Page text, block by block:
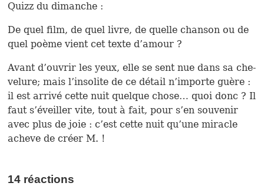
Quizz du diman­che :
De quel film, de quel livre, de quelle chan­son ou de
quel poème vient cet texte d’amour ?
Avant d’ouvrir les yeux, elle se sent nue dans sa che­
ve­lure; mais l’inso­lite de ce détail n’importe guère :
il est arrivé cette nuit quel­que chose… quoi donc ? Il
faut s’éveiller vite, tout à fait, pour s’en sou­ve­nir
avec plus de joie : c’est cette nuit qu’une mira­cle
acheve de créer M. !
14 réactions